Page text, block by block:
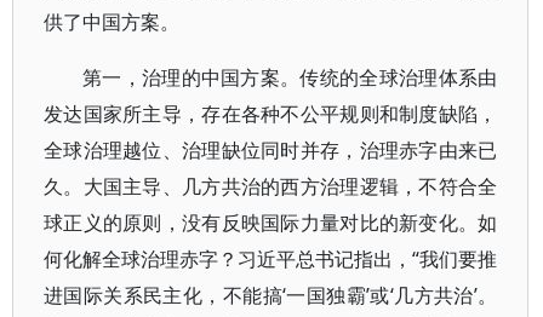
供了中国方案。
第一，治理的中国方案。传统的全球治理体系由
发达国家所主导，存在各种不公平规则和制度缺陷，
全球治理越位、治理缺位同时并存，治理赤字由来已
久。大国主导、几方共治的西方治理逻辑，不符合全
球正义的原则，没有反映国际力量对比的新变化。如
何化解全球治理赤字？习近平总书记指出，“我们要推
进国际关系民主化，不能搞‘一国独霸’或‘几方共治’。